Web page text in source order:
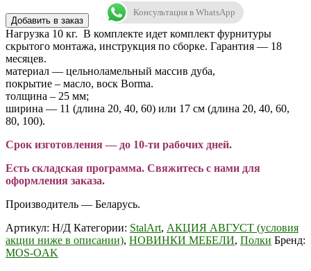
Добавить в заказ
Консультация в WhatsApp
Нагрузка 10 кг. В комплекте идет комплект фурнитуры
скрытого монтажа, инструкция по сборке. Гарантия — 18
месяцев.
материал — цельноламельный массив дуба,
покрытие – масло, воск Borma.
толщина – 25 мм;
ширина — 11 (длина 20, 40, 60) или 17 см (длина 20, 40, 60,
80, 100).
Срок изготовления — до 10-ти рабочих дней.
Есть складская программа. Свяжитесь с нами для
оформления заказа.
Производитель — Беларусь.
Артикул: Н/Д Категории: StalArt, АКЦИЯ АВГУСТ (условия
акции ниже в описании), НОВИНКИ МЕБЕЛИ, Полки Бренд:
MOS-OAK